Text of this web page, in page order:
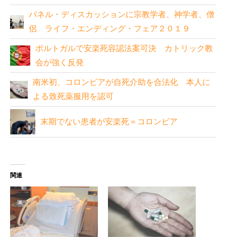
パネル・ディスカッションに宗教学者、神学者、僧
侶 ライフ・エンディング・フェア２０１９
ポルトガルで安楽死容認法案可決 カトリック教
会が強く反発
南米初、コロンビアが自死介助を合法化 本人に
よる致死薬服用を認可
末期でない患者が安楽死＝コロンビア
関連